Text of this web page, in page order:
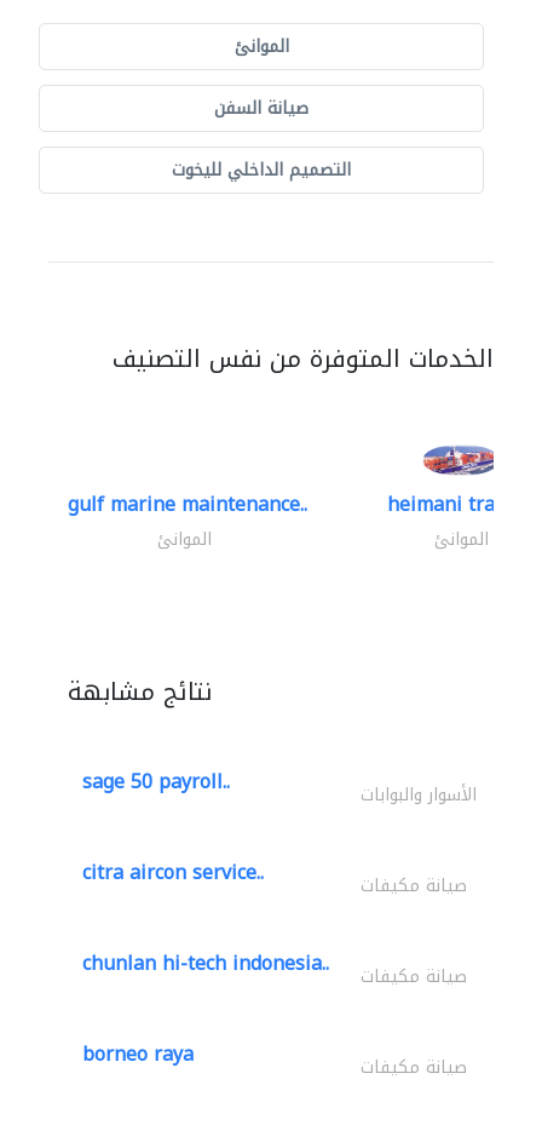
الموانئ
صيانة السفن
التصميم الداخلي لليخوت
الخدمات المتوفرة من نفس التصنيف
gulf marine maintenance..
الموانئ
heimani trading
الموانئ
نتائج مشابهة
sage 50 payroll.. الأسوار والبوابات
citra aircon service.. صيانة مكيفات
chunlan hi-tech indonesia.. صيانة مكيفات
borneo raya صيانة مكيفات